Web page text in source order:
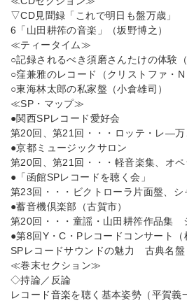
▽CD見聞録「これで明日も盤万歳」
6「山田耕筰の音楽」（坂野博之）
≪ティータイム≫
○記録されるべき須磨さんたけの体験（
○窪兼雅のレコード（クリストファ・N
○東海林太郎の私家盤（小倉雄司）
≪SP・マップ≫
●関西SPレコード愛好会
第20回、第21回・・・ロッテ・レ―万
●京都ミュージックサロン
第20回、第21回・・・軽音楽集、オ
●「函館SPレコードを聴く会」
第23回・・・ビクトローラ片面盤、シ
●蓄音機倶楽部（古賀市）
第20回・・・童謡・山田耕筰作品集
●第8回Y・C・Pレコードコンサート（
SPレコードサウンドの魅力 古典名盤
≪巻末セクション≫
◇持論／反論
レコード音楽を聴く基本姿勢（平賀義